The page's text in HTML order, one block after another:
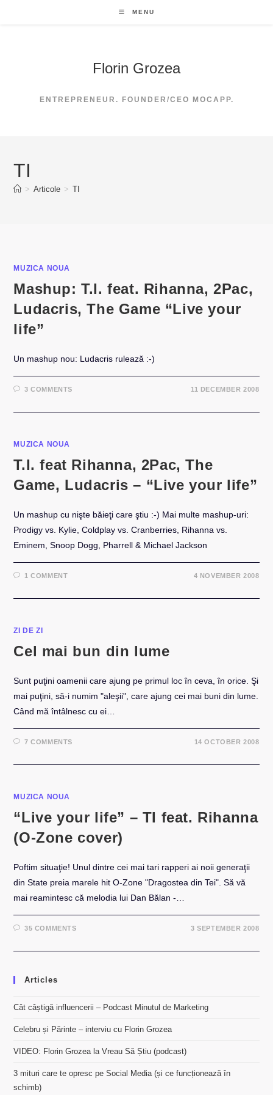
MENU
Florin Grozea
ENTREPRENEUR. FOUNDER/CEO MOCAPP.
TI
> Articole > TI
MUZICA NOUA
Mashup: T.I. feat. Rihanna, 2Pac,
Ludacris, The Game “Live your
life”
Un mashup nou: Ludacris rulează :-)
3 COMMENTS 11 DECEMBER 2008
MUZICA NOUA
T.I. feat Rihanna, 2Pac, The
Game, Ludacris – “Live your life”
Un mashup cu nişte băieţi care ştiu :-) Mai multe mashup-uri:
Prodigy vs. Kylie, Coldplay vs. Cranberries, Rihanna vs.
Eminem, Snoop Dogg, Pharrell & Michael Jackson
1 COMMENT 4 NOVEMBER 2008
ZI DE ZI
Cel mai bun din lume
Sunt puţini oamenii care ajung pe primul loc în ceva, în orice. Şi
mai puţini, să-i numim "aleşii", care ajung cei mai buni din lume.
Când mă întâlnesc cu ei…
7 COMMENTS 14 OCTOBER 2008
MUZICA NOUA
“Live your life” – TI feat. Rihanna
(O-Zone cover)
Poftim situaţie! Unul dintre cei mai tari rapperi ai noii generaţii
din State preia marele hit O-Zone "Dragostea din Tei". Să vă
mai reamintesc că melodia lui Dan Bălan -…
35 COMMENTS 3 SEPTEMBER 2008
Articles
Cât câștigă influencerii – Podcast Minutul de Marketing
Celebru și Părinte – interviu cu Florin Grozea
VIDEO: Florin Grozea la Vreau Să Știu (podcast)
3 mituri care te opresc pe Social Media (și ce funcționează în
schimb)